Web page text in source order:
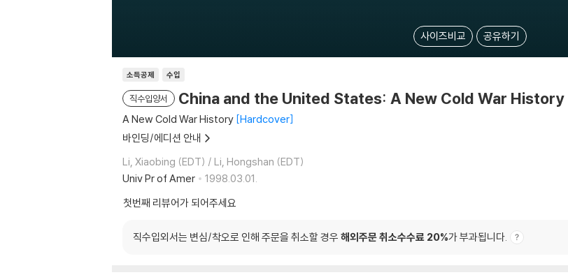
사이즈비교 공유하기
소득공제 수입
직수입양서 China and the United States: A New Cold War History
A New Cold War History Hardcover
바인딩/에디션 안내
Li, Xiaobing (EDT) / Li, Hongshan (EDT)
Univ Pr of Amer
1998.03.01.
첫번째 리뷰어가 되어주세요
직수입외서는 변심/착오로 인해 주문을 취소할 경우 해외주문 취소수수료 20%가 부과됩니다.